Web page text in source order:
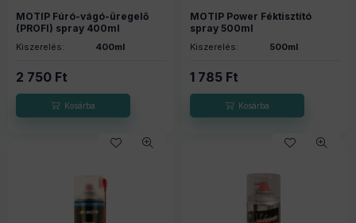
MOTIP Fúró-vágó-üregelő
(PROFI) spray 400ml
Kiszerelés: 400ml
2 750 Ft
MOTIP Power Féktisztító
spray 500ml
Kiszerelés: 500ml
1 785 Ft